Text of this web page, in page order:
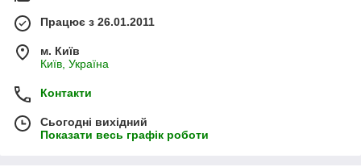
Працює з 26.01.2011
м. Київ
Київ, Україна
Контакти
Сьогодні вихідний
Показати весь графік роботи